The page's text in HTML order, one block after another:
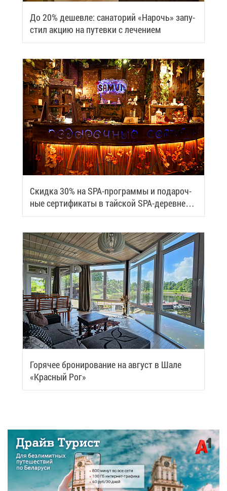
До 20% де­шев­ле: са­на­то­рий «На­рочь» за­пу­
стил ак­цию на пу­тев­ки с ле­че­ни­ем
Скид­ка 30% на SPA-про­грам­мы и по­да­роч­
ные сер­ти­фи­ка­ты в тай­ской SPA-де­ревне
Samui
Го­ря­чее бро­ни­ро­ва­ние на ав­густ в Ша­ле
«Крас­ный Рог»